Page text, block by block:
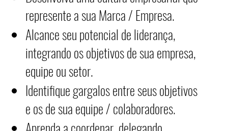
represente a sua Marca / Empresa.
Alcance seu potencial de liderança,
integrando os objetivos de sua empresa,
equipe ou setor.
Identifique gargalos entre seus objetivos
e os de sua equipe / colaboradores.